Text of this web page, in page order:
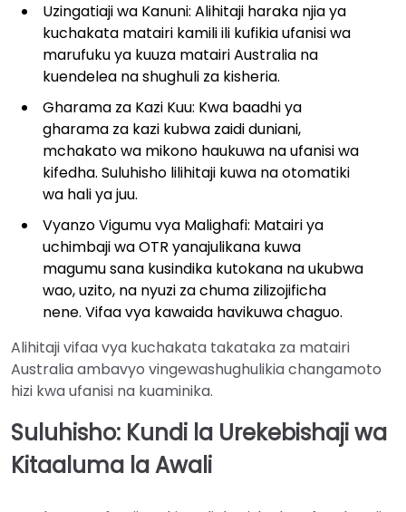
Uzingatiaji wa Kanuni: Alihitaji haraka njia ya
kuchakata matairi kamili ili kufikia ufanisi wa
marufuku ya kuuza matairi Australia na
kuendelea na shughuli za kisheria.
Gharama za Kazi Kuu: Kwa baadhi ya
gharama za kazi kubwa zaidi duniani,
mchakato wa mikono haukuwa na ufanisi wa
kifedha. Suluhisho lilihitaji kuwa na otomatiki
wa hali ya juu.
Vyanzo Vigumu vya Malighafi: Matairi ya
uchimbaji wa OTR yanajulikana kuwa
magumu sana kusindika kutokana na ukubwa
wao, uzito, na nyuzi za chuma zilizojificha
nene. Vifaa vya kawaida havikuwa chaguo.
Alihitaji vifaa vya kuchakata takataka za matairi
Australia ambavyo vingewashughulikia changamoto
hizi kwa ufanisi na kuaminika.
Suluhisho: Kundi la Urekebishaji wa
Kitaaluma la Awali